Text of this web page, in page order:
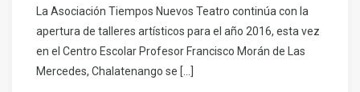
La Asociación Tiempos Nuevos Teatro continúa con la
apertura de talleres artísticos para el año 2016, esta vez
en el Centro Escolar Profesor Francisco Morán de Las
Mercedes, Chalatenango se […]